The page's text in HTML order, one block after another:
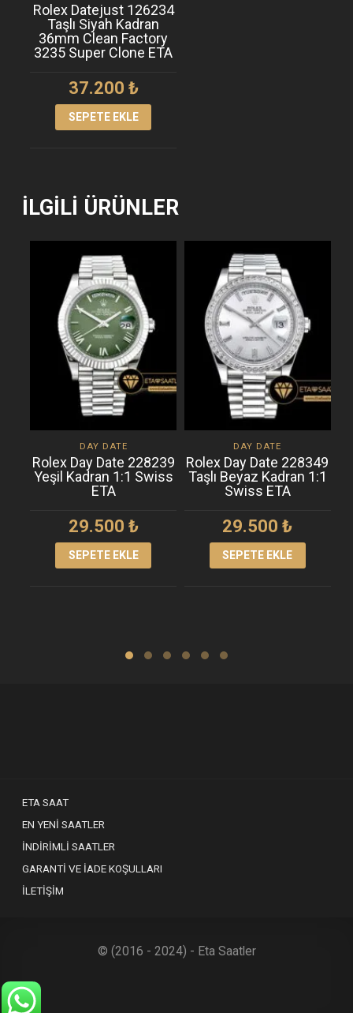
Rolex Datejust 126234
Taşlı Siyah Kadran
36mm Clean Factory
3235 Super Clone ETA
37.200 ₺
SEPETE EKLE
İLGILI ÜRÜNLER
DAY DATE
Rolex Day Date 228239
Yeşil Kadran 1:1 Swiss
ETA
29.500 ₺
SEPETE EKLE
DAY DATE
Rolex Day Date 228349
Taşlı Beyaz Kadran 1:1
Swiss ETA
29.500₺
SEPETE EKLE
ETA SAAT
EN YENI SAATLER
İNDIRIMLI SAATLER
GARANTI VE İADE KOŞULLARI
İLETIŞIM
© (2016 - 2024) - Eta Saatler